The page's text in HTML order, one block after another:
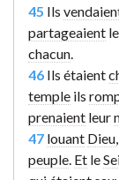
45 Ils
partageaient le
chacun
46 Ils étaient
temple ils
prenaient leur
47 louant Dieu
peuple Et le